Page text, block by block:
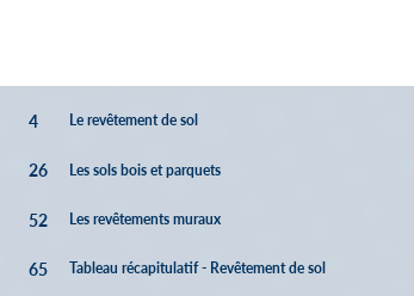
4 Le revêtement de sol
26 Les sols bois et parquets
52 Les revêtements muraux
65 Tableau récapitulatif - Revêtement de sol